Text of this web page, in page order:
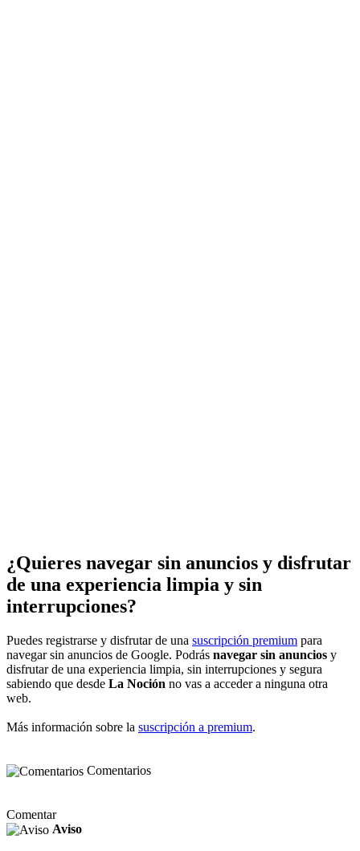
¿Quieres navegar sin anuncios y disfrutar
de una experiencia limpia y sin
interrupciones?
Puedes registrarse y disfrutar de una suscripción premium para
navegar sin anuncios de Google. Podrás navegar sin anuncios y
disfrutar de una experiencia limpia, sin interrupciones y segura
sabiendo que desde La Noción no vas a acceder a ninguna otra
web.
Más información sobre la suscripción a premium.
Comentarios
Comentar
Aviso